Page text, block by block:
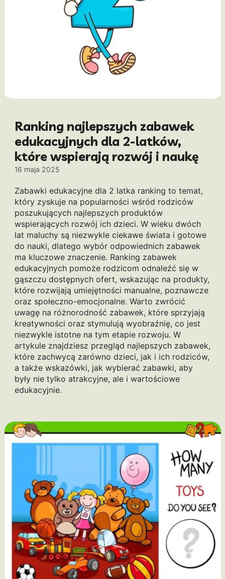
Ranking najlepszych zabawek
edukacyjnych dla 2-latków,
które wspierają rozwój i naukę
16 maja 2025
Zabawki edukacyjne dla 2 latka ranking to temat,
który zyskuje na popularności wśród rodziców
poszukujących najlepszych produktów
wspierających rozwój ich dzieci. W wieku dwóch
lat maluchy są niezwykle ciekawe świata i gotowe
do nauki, dlatego wybór odpowiednich zabawek
ma kluczowe znaczenie. Ranking zabawek
edukacyjnych pomoże rodzicom odnaleźć się w
gąszczu dostępnych ofert, wskazując na produkty,
które rozwijają umiejętności manualne, poznawcze
oraz społeczno-emocjonalne. Warto zwrócić
uwagę na różnorodność zabawek, które sprzyjają
kreatywności oraz stymulują wyobraźnię, co jest
niezwykle istotne na tym etapie rozwoju. W
artykule znajdziesz przegląd najlepszych zabawek,
które zachwycą zarówno dzieci, jak i ich rodziców,
a także wskazówki, jak wybierać zabawki, aby
były nie tylko atrakcyjne, ale i wartościowe
edukacyjnie.